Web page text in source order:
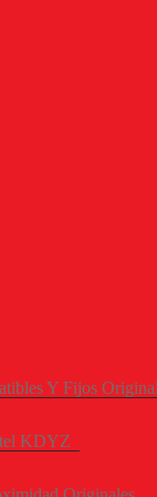
Y Fijos
KDYZ